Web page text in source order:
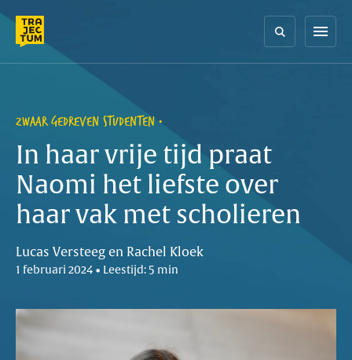
content
menu
ZWAAR GEDREVEN STUDENTEN
In haar vrije tijd praat
Naomi het liefste over
haar vak met scholieren
Lucas Versteeg en Rachel Kloek
1 februari 2024 • Leestijd: 5 min